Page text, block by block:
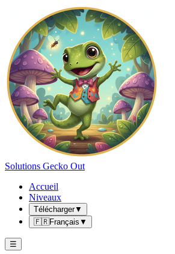
Solutions Gecko Out
Accueil
Niveaux
Télécharger▼
🇫🇷Français ▼
☰